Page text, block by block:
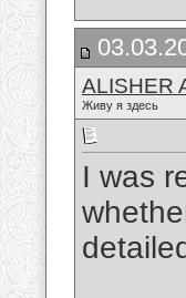
ALISHER
Живу я здесь
I was